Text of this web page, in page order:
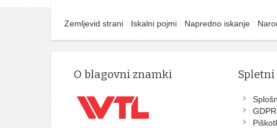
Zemljevid strani Iskalni pojmi Napredno iskanje
O blagovni znamki Spletni
GDPR